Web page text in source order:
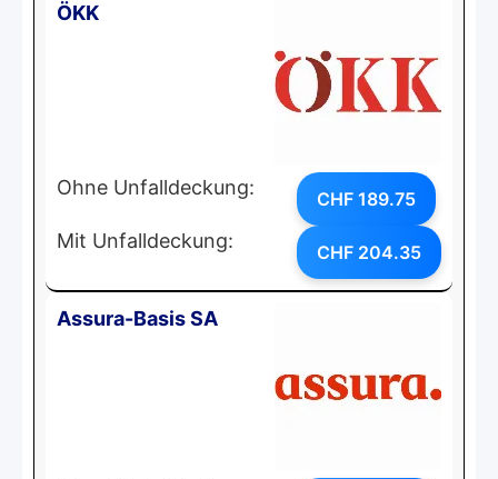
ÖKK
Ohne Unfalldeckung: CHF 189.75
Mit Unfalldeckung: CHF 204.35
Assura-Basis SA